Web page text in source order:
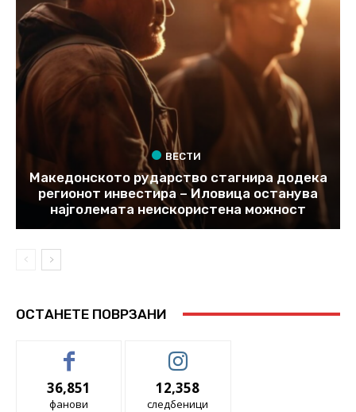
ВЕСТИ
Македонското рударство стагнира додека
регионот инвестира – Иловица останува
најголемата неискористена можност
ОСТАНЕТЕ ПОВРЗАНИ
36,851
фанови
12,358
следбеници